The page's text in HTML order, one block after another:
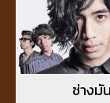
ช่างมัน